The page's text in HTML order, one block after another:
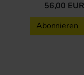
56,00 EUR
Abonnieren